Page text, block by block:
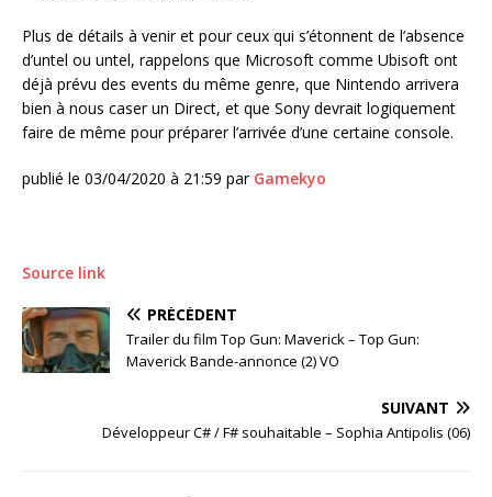
Plus de détails à venir et pour ceux qui s’étonnent de l’absence
d’untel ou untel, rappelons que Microsoft comme Ubisoft ont
déjà prévu des events du même genre, que Nintendo arrivera
bien à nous caser un Direct, et que Sony devrait logiquement
faire de même pour préparer l’arrivée d’une certaine console.
publié le 03/04/2020 à 21:59 par Gamekyo
Source link
PRÉCÉDENT
Trailer du film Top Gun: Maverick – Top Gun:
Maverick Bande-annonce (2) VO
SUIVANT
Développeur C# / F# souhaitable – Sophia Antipolis (06)